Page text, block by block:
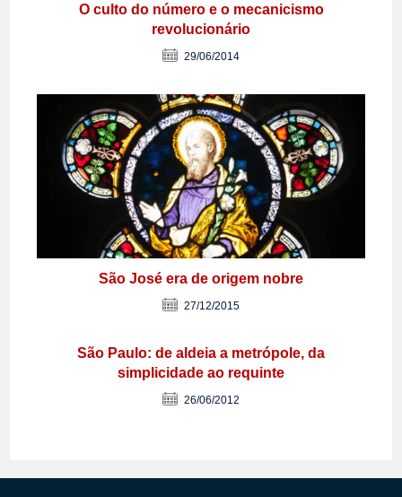
O culto do número e o mecanicismo
revolucionário
29/06/2014
São José era de origem nobre
27/12/2015
São Paulo: de aldeia a metrópole, da
simplicidade ao requinte
26/06/2012